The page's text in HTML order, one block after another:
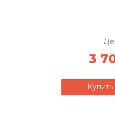
3
Купить